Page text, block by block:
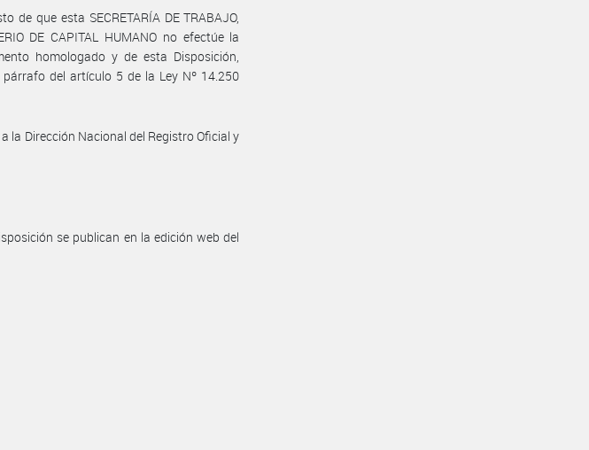
de que esta SECRETARÍA DE TRABAJO,
DE CAPITAL HUMANO no efectúe la
homologado y de esta Disposición,
del artículo 5 de la Ley Nº 14.250
la Dirección Nacional del Registro Oficial y
se publican en la edición web del